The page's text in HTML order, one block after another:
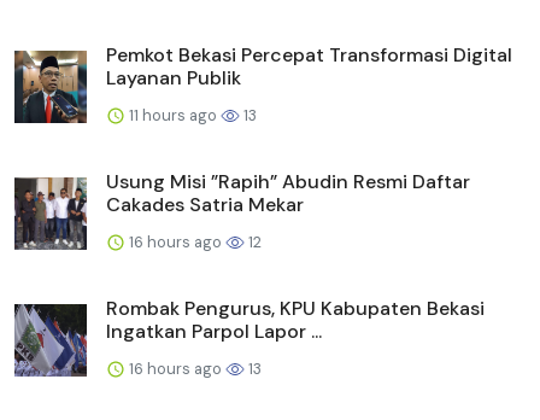
Pemkot Bekasi Percepat Transformasi Digital
Layanan Publik
11 hours ago 13
Usung Misi ”Rapih” Abudin Resmi Daftar
Cakades Satria Mekar
16 hours ago 12
Rombak Pengurus, KPU Kabupaten Bekasi
Ingatkan Parpol Lapor ...
16 hours ago 13